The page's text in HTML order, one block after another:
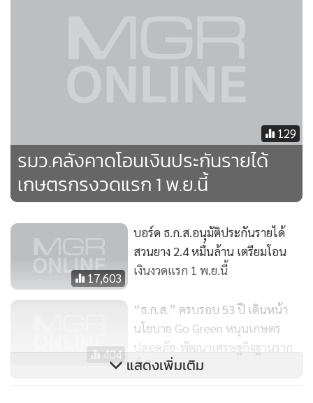
129
รมว.คลังคาดโอนเงินประกันรายได้
เกษตรกรงวดแรก 1 พ.ย.นี้
17,603
บอร์ด ธ.ก.ส.อนุมัติประกันรายได้
สวนยาง 2.4 หมื่นล้าน เตรียมโอน
เงินงวดแรก 1 พ.ย.นี้
404
“ธ.ก.ส.” ครบรอบ 53 ปี เดินหน้า
นโยบาย Go Green หนุนเกษตร
ปลอดภัย-พัฒนาเศรษฐกิจฐานราก
ยั่งยืน
แสดงเพิ่มเติม